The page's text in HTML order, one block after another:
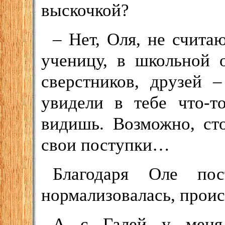
выскочкой?
– Нет, Оля, не
ученицу, в школьной
сверстников,
увидели в тебе что-
видишь. Возможно,
свои поступки…
Благодаря Оле
нормализовалась,